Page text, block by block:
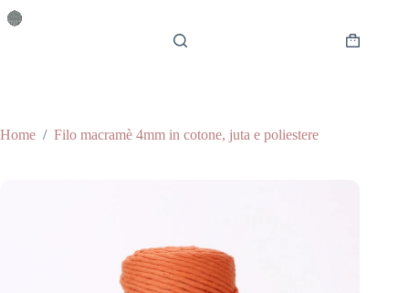
Salta
al
Carrello
Home / Filo macramè 4mm in cotone, juta e poliestere